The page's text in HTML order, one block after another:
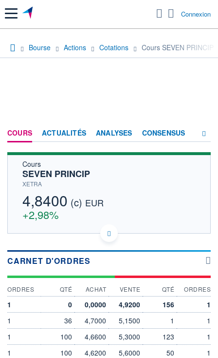
Menu Connexion
Bourse Actions Cotations Cours SEVEN PRINCIP
COURS ACTUALITÉS ANALYSES CONSENSUS
Cours
SEVEN PRINCIP
XETRA
4,8400 (c) EUR
+2,98%
DE000A2AAA75 T3T1
Cotation sur les autres places
4,8400 4,7000
+ BAS
4,8400
CAPITAL ÉCHANGÉ
0,00%
VALORISATION DERNIER ÉCHANGE
07.08.26 / 17:35:15
CARNET D'ORDRES
ORDRES QTÉ ACHAT VENTE QTÉ ORDRES
1 0 0,0000 4,9200 156
1
1
36 4,7000 5,1500 1
1
1
100 4,6600 5,3000 123
1
1
100 4,6200 5,6000 50
1